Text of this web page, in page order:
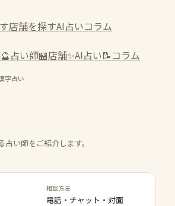
店舗を探すAI占いコラム
🔮占い師🏪店舗✨AI占い📝コラム
字占い
い師をご紹介します。
相談方法
電話・チャット・対面